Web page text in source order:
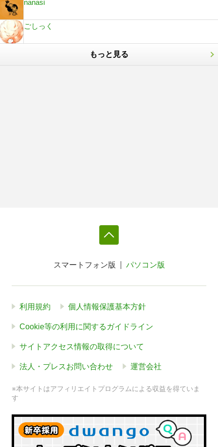
nanasi
ごしっく
もっと見る
スマートフォン版 パソコン版
利用規約 個人情報保護基本方針
Cookie等の利用に関するガイドライン
サイトアクセス情報の取得について
法人・プレスお問い合わせ 運営会社
※本サイトはアフィリエイトプログラムによる収益を得ていま
す